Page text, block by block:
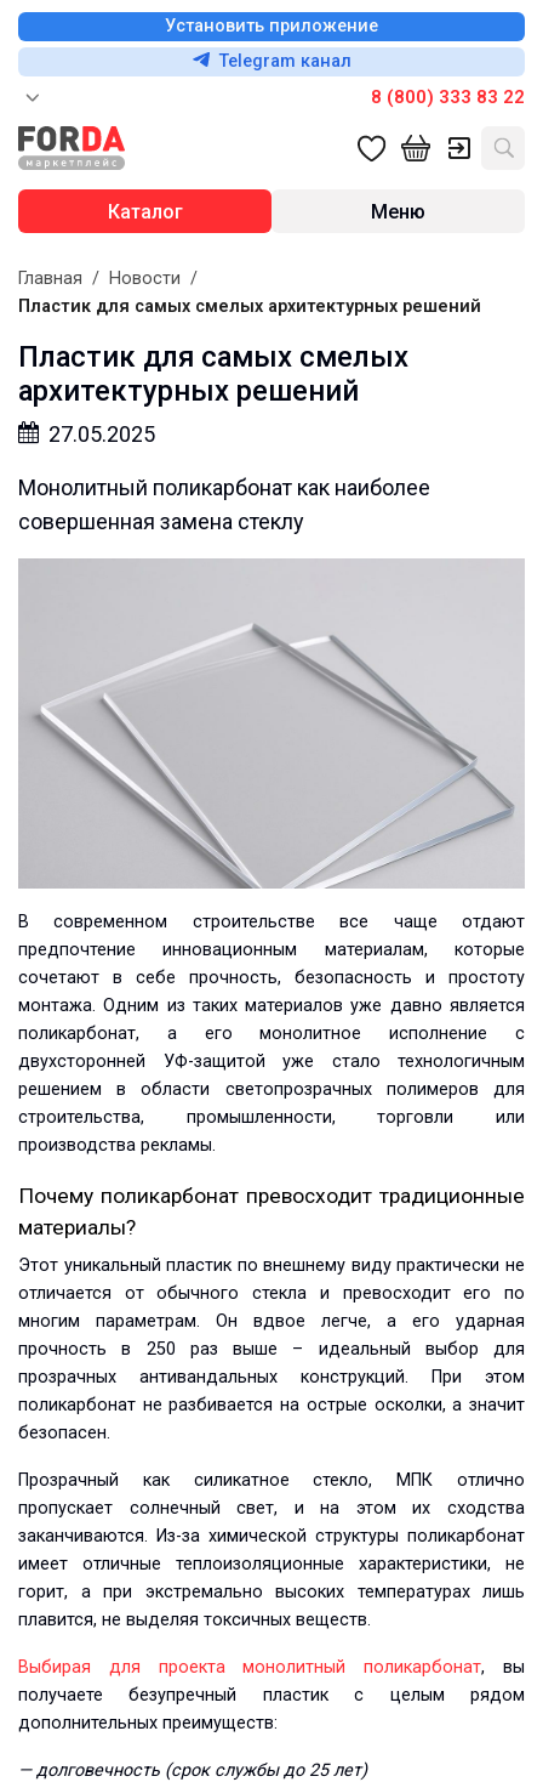
Установить приложение
Telegram канал
8 (800) 333 83 22
Каталог Меню
Главная / Новости /
Пластик для самых смелых архитектурных решений
Пластик для самых смелых
архитектурных решений
27.05.2025
Монолитный поликарбонат как наиболее
совершенная замена стеклу
В современном строительстве все чаще отдают
предпочтение инновационным материалам, которые
сочетают в себе прочность, безопасность и простоту
монтажа. Одним из таких материалов уже давно является
поликарбонат, а его монолитное исполнение с
двухсторонней УФ-защитой уже стало технологичным
решением в области светопрозрачных полимеров для
строительства, промышленности, торговли или
производства рекламы.
Почему поликарбонат превосходит традиционные
материалы?
Этот уникальный пластик по внешнему виду практически не
отличается от обычного стекла и превосходит его по
многим параметрам. Он вдвое легче, а его ударная
прочность в 250 раз выше – идеальный выбор для
прозрачных антивандальных конструкций. При этом
поликарбонат не разбивается на острые осколки, а значит
безопасен.
Прозрачный как силикатное стекло, МПК отлично
пропускает солнечный свет, и на этом их сходства
заканчиваются. Из-за химической структуры поликарбонат
имеет отличные теплоизоляционные характеристики, не
горит, а при экстремально высоких температурах лишь
плавится, не выделяя токсичных веществ.
Выбирая для проекта монолитный поликарбонат, вы
получаете безупречный пластик с целым рядом
дополнительных преимуществ:
— долговечность (срок службы до 25 лет)